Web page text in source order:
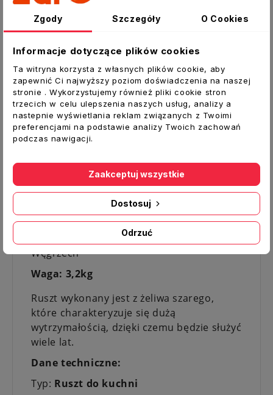
Udostępnij
Opis
Szczegóły produktu
CPWRS.W
Ruszt do kuchni SALGO W1100630000
Ten ruszt jest oryginalnie montowany w
kuchniach SALGO
Produkt oryginalny, wyprodukowany na
Węgrzech
Waga: 3,2kg
Ruszt wykonany jest z żeliwa szarego,
które charakteryzuje się dużą
wytrzymałością, dzięki czemu będzie służyć
wiele lat.
Dane techniczne:
Typ: Ruszt do kuchni
Zgody Szczegóły O Cookies
Informacje dotyczące plików cookies
Ta witryna korzysta z własnych plików cookie, aby
zapewnić Ci najwyższy poziom doświadczenia na naszej
stronie . Wykorzystujemy również pliki cookie stron
trzecich w celu ulepszenia naszych usług, analizy a
nastepnie wyświetlania reklam związanych z Twoimi
preferencjami na podstawie analizy Twoich zachowań
podczas nawigacji.
Odrzuć
Dostosuj
Zaakceptuj wszystkie